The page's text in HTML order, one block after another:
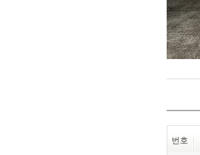
번호